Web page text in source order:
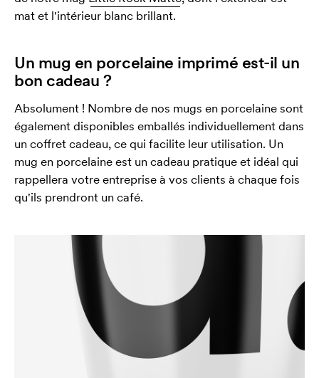
mat et l'intérieur blanc brillant.
Un mug en porcelaine imprimé est-il un
bon cadeau ?
Absolument ! Nombre de nos mugs en porcelaine sont
également disponibles emballés individuellement dans
un coffret cadeau, ce qui facilite leur utilisation. Un
mug en porcelaine est un cadeau pratique et idéal qui
rappellera votre entreprise à vos clients à chaque fois
qu'ils prendront un café.